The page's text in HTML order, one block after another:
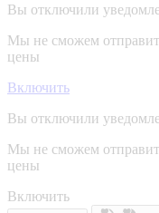
Вы отключили
Мы не сможем
цены
Включить
Вы отключили
Мы не сможем
цены
Включить